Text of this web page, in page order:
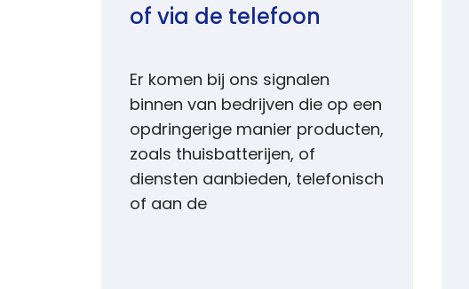
of via de telefoon
Er komen bij ons signalen
binnen van bedrijven die op een
opdringerige manier producten,
zoals thuisbatterijen, of
diensten aanbieden, telefonisch
of aan de